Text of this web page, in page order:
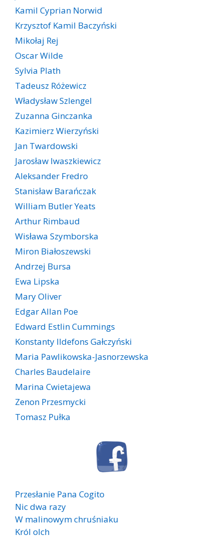
Kamil Cyprian Norwid
Krzysztof Kamil Baczyński
Mikołaj Rej
Oscar Wilde
Sylvia Plath
Tadeusz Różewicz
Władysław Szlengel
Zuzanna Ginczanka
Kazimierz Wierzyński
Jan Twardowski
Jarosław Iwaszkiewicz
Aleksander Fredro
Stanisław Barańczak
William Butler Yeats
Arthur Rimbaud
Wisława Szymborska
Miron Białoszewski
Andrzej Bursa
Ewa Lipska
Mary Oliver
Edgar Allan Poe
Edward Estlin Cummings
Konstanty Ildefons Gałczyński
Maria Pawlikowska-Jasnorzewska
Charles Baudelaire
Marina Cwietajewa
Zenon Przesmycki
Tomasz Pułka
Przesłanie Pana Cogito
Nic dwa razy
W malinowym chruśniaku
Król olch